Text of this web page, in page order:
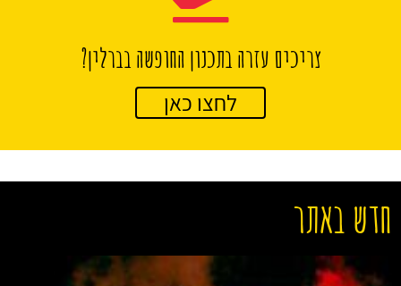
צריכים עזרה בתכנון החופשה בברלין?
לחצו כאן
חדש באתר